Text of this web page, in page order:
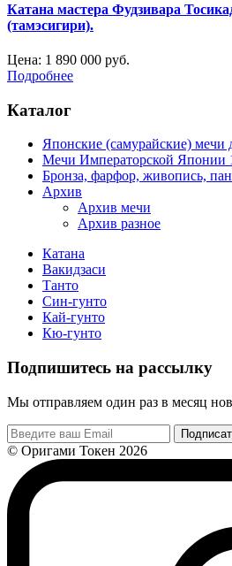
Катана мастера Фудзивара
(тамэсигири).
Цена: 1 890 000 руб.
Подробнее
Каталог
Японские (самурайские) мечи
Мечи Императорской Японии
Бронза, фарфор, живопись,
Архив
Архив мечи
Архив разное
Катана
Вакидзаси
Танто
Син-гунто
Кай-гунто
Кю-гунто
Подпишитесь на рассылку
Мы отправляем один раз в месяц
© Оригами Токен 2026